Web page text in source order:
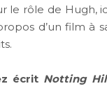
le rôle de Hugh,
d’un film à
écrit Notting